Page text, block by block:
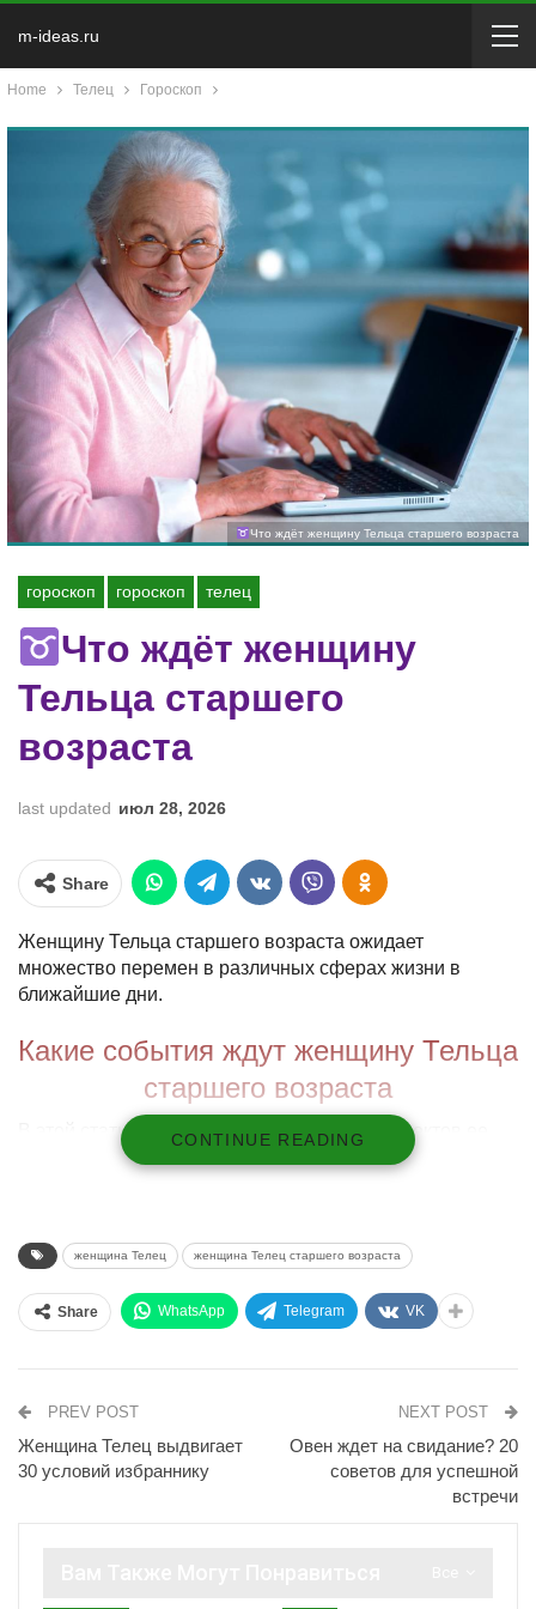
m-ideas.ru
Home Телец Гороскоп
Что ждёт женщину Тельца старшего возраста
гороскоп гороскоп телец
Что ждёт женщину
Тельца старшего
возраста
last updated июл 28, 2026
Share
Женщину Тельца старшего возраста ожидает
множество перемен в различных сферах жизни в
ближайшие дни.
Какие события ждут женщину Тельца
старшего возраста
В этой статье мы рассмотрим несколько аспектов ее
жизни, которые могут измениться в ближайшее время,
В любви
Если вы женщина Телец старшего возраста, то в
ближайшее время вас может ждать некоторая
Если вы находитесь в отношениях, то возможно, вы
почувствуете некоторое напряжение или несогласие с
партнером.
Это может быть вызвано тем, что у вас разные
CONTINUE READING
женщина Телец женщина Телец старшего возраста
Share WhatsApp Telegram VK
PREV POST
Женщина Телец выдвигает
30 условий избраннику
NEXT POST
Овен ждет на свидание? 20
советов для успешной
встречи